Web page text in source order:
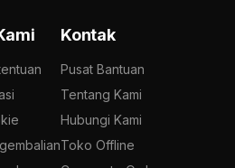
Kontak
Pusat Bantuan
Tentang Kami
Hubungi Kami
Toko Offline